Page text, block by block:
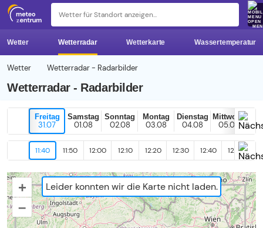
z
Wetter Wetterradar Wetterkarte Wassertemperatur
Wetter Wetterradar - Radarbilder
Wetterradar - Radarbilder
Freitag
31.07
Samstag
01.08
Sonntag
02.08
Montag
03.08
Dienstag
04.08
Mittwoch
05.08
11:40 11:50 12:00 12:10 12:20 12:30 12:40 12:50
Leider konnten wir die Karte nicht laden.
+
–